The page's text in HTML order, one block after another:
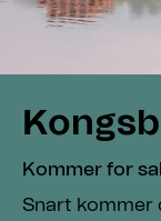
Kommer for
Snart kommer